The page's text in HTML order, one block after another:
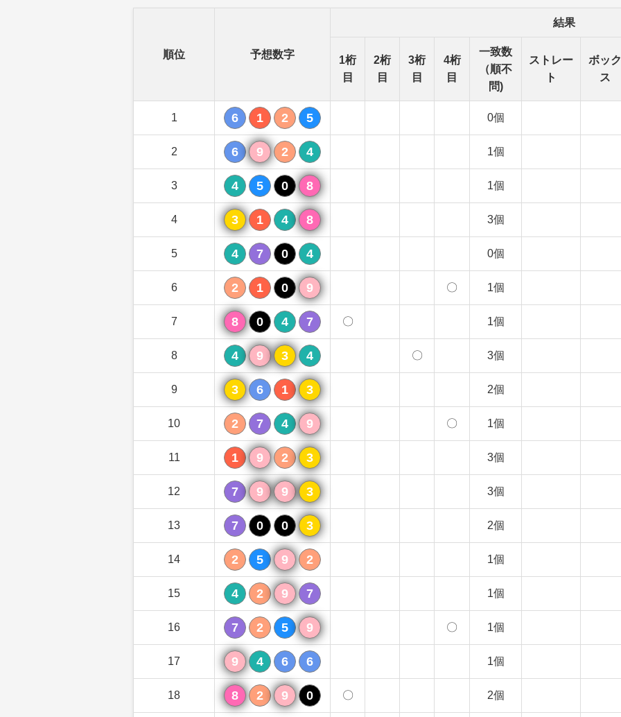
順位 予想数字
結果
1桁
目
2桁
目
3桁
目
4桁
目
一致数
（順不
問)
ストレー
ト
ボック
ス
1 6 1 2 5 0個
2 6 9 2 4 1個
3 4 5 0 8 1個
4 3 1 4 8 3個
5 4 7 0 4 0個
6 2 1 0 9 〇 1個
7 8 0 4 7 〇 1個
8 4 9 3 4 〇 3個
9 3 6 1 3 2個
10 2 7 4 9 〇 1個
11 1 9 2 3 3個
12 7 9 9 3 3個
13 7 0 0 3 2個
14 2 5 9 2 1個
15 4 2 9 7 1個
16 7 2 5 9 〇 1個
17 9 4 6 6 1個
18 8 2 9 0 〇 2個